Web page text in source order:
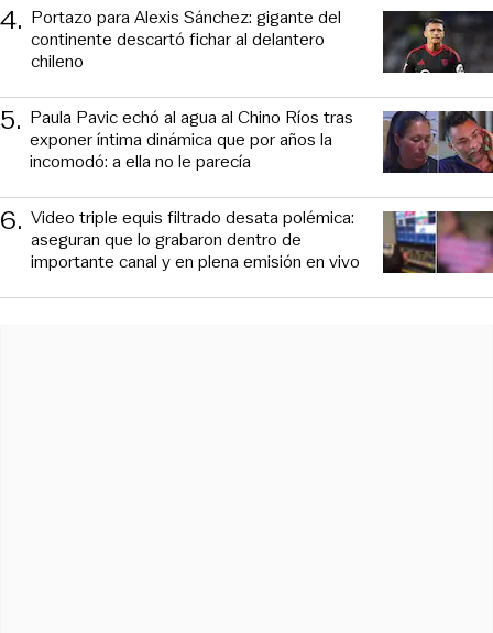
4. Portazo para Alexis Sánchez: gigante del
continente descartó fichar al delantero
chileno
5. Paula Pavic echó al agua al Chino Ríos tras
exponer íntima dinámica que por años la
incomodó: a ella no le parecía
6. Video triple equis filtrado desata polémica:
aseguran que lo grabaron dentro de
importante canal y en plena emisión en vivo